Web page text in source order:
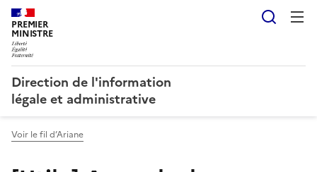
PREMIER
MINISTRE
Direction de l'information
légale et administrative
Voir le fil d’Ariane